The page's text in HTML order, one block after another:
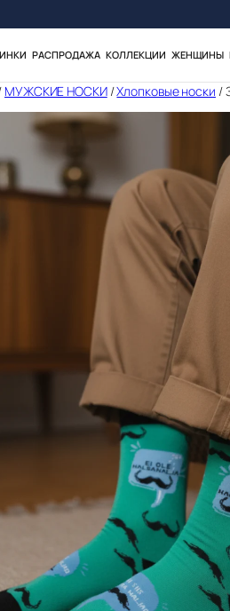
РАСПРОДАЖА КОЛЛЕКЦИИ ЖЕНЩИНЫ
МУЖСКИЕ НОСКИ/Хлопковые носки /